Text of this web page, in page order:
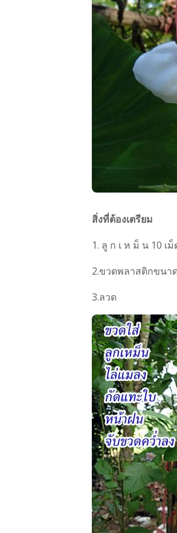
สิ่งที่ต้องเตรียม
1. ลู ก เ ห ม็ น 10 เม็
2.ขวดพลาสติกขนา
3.ลวด